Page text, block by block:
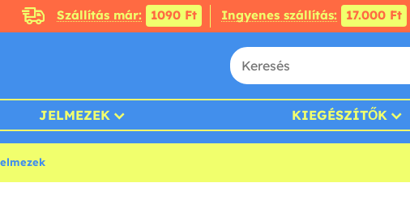
Szállítás már: 1090 Ft Ingyenes szállítás: 17.000 Ft
JELMEZEK KIEGÉSZÍTŐK